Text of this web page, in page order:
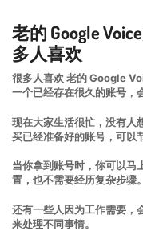
老的 Google
多人喜欢
很多人喜欢 老的 Google
一个已经存在很久的账号，
现在大家生活很忙，没有人
买已经准备好的账号，可以
当你拿到账号时，你可以马
置，也不需要经历复杂步骤。
还有一些人因为工作需要，
来处理不同事情。